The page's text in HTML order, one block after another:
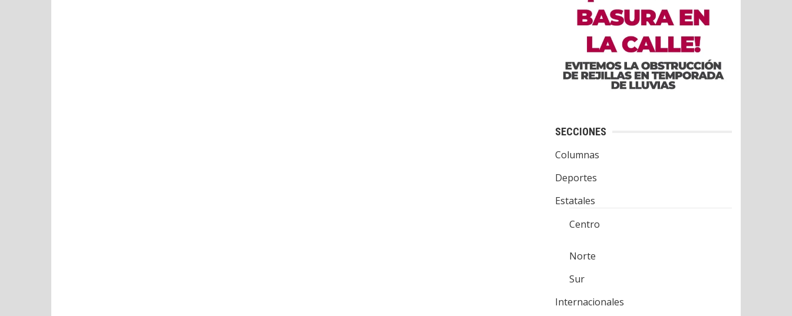
SECCIONES
Columnas
Deportes
Estatales
Centro
Norte
Sur
Internacionales